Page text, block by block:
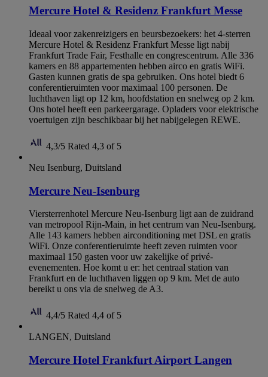
Mercure Hotel & Residenz Frankfurt Messe
Ideaal voor zakenreizigers en beursbezoekers: het 4-sterren
Mercure Hotel & Residenz Frankfurt Messe ligt nabij
Frankfurt Trade Fair, Festhalle en congrescentrum. Alle 336
kamers en 88 appartementen hebben airco en gratis WiFi.
Gasten kunnen gratis de spa gebruiken. Ons hotel biedt 6
conferentieruimten voor maximaal 100 personen. De
luchthaven ligt op 12 km, hoofdstation en snelweg op 2 km.
Ons hotel heeft een parkeergarage. Opladers voor elektrische
voertuigen zijn beschikbaar bij het nabijgelegen REWE.
4,3/5 Rated 4,3 of 5
Neu Isenburg, Duitsland
Mercure Neu-Isenburg
Viersterrenhotel Mercure Neu-Isenburg ligt aan de zuidrand
van metropool Rijn-Main, in het centrum van Neu-Isenburg.
Alle 143 kamers hebben airconditioning met DSL en gratis
WiFi. Onze conferentieruimte heeft zeven ruimten voor
maximaal 150 gasten voor uw zakelijke of privé-
evenementen. Hoe komt u er: het centraal station van
Frankfurt en de luchthaven liggen op 9 km. Met de auto
bereikt u ons via de snelweg de A3.
4,4/5 Rated 4,4 of 5
LANGEN, Duitsland
Mercure Hotel Frankfurt Airport Langen